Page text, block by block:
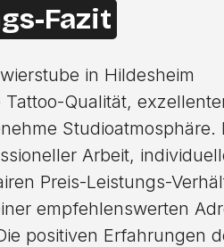
Fazit
in Hildesheim
Qualität,
Studioatmosphäre.
Arbeit,
Preis-Leistungs-
empfehlenswerten
positiven Erfahrungen